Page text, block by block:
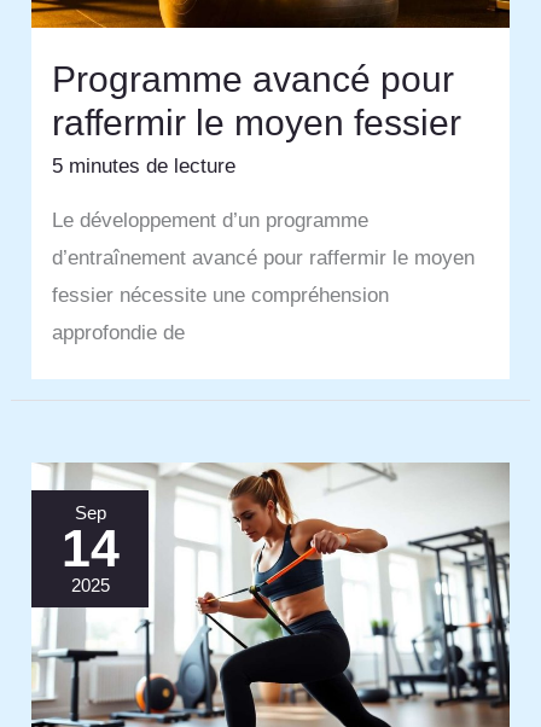
Programme avancé pour
raffermir le moyen fessier
5 minutes de lecture
Le développement d’un programme
d’entraînement avancé pour raffermir le moyen
fessier nécessite une compréhension
approfondie de
Sep
14
2025